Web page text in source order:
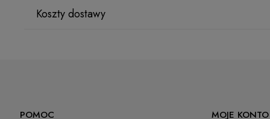
Producent
Koszty dostawy
POMOC MOJE KONTO